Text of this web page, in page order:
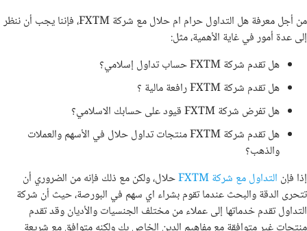
من أجل معرفة هل التداول حرام ام حلال مع شركةFXTM، فإننا يجب أن ننظر
إلى عدة أمور في غاية الأهمية، مثل:
هل تقدم شركةFXTMحساب تداول إسلامي؟
هل تقدم شركةFXTMرافعة مالية ؟
هل تفرض شركةFXTMقيود على حسابك الاسلامي؟
هل تقدم شركةFXTMمنتجات تداول حلال في الأسهم والعملات
والذهب؟
إذا فإن التداول مع شركةFXTMحلال، ولكن مع ذلك فإنه من الضروري أن
تتحرى الدقة والبحث عندما تقوم بشراء اي سهم في البورصة، حيث أن شركة
التداول تقدم خدماتها إلى عملاء من مختلف الجنسيات والأديان وقد تقدم